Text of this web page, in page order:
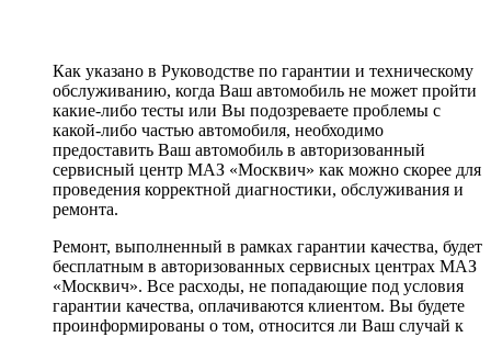
Как указано в Руководстве по гарантии и техническому
обслуживанию, когда Ваш автомобиль не может пройти
какие-либо тесты или Вы подозреваете проблемы с
какой-либо частью автомобиля, необходимо
предоставить Ваш автомобиль в авторизованный
сервисный центр МАЗ «Москвич» как можно скорее для
проведения корректной диагностики, обслуживания и
ремонта.
Ремонт, выполненный в рамках гарантии качества, будет
бесплатным в авторизованных сервисных центрах МАЗ
«Москвич». Все расходы, не попадающие под условия
гарантии качества, оплачиваются клиентом. Вы будете
проинформированы о том, относится ли Ваш случай к